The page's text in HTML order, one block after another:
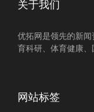
关于我们
优拓网是领先的新
育科研、体育健康
网站标签